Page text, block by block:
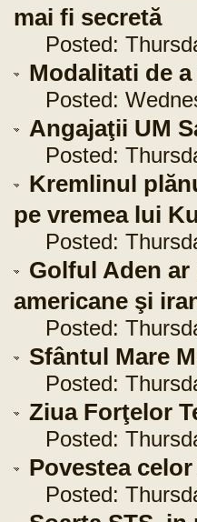
mai fi secretă
Posted:
Modalitati de
Posted:
Angajaţii UM
Posted:
Kremlinul
pe vremea lui
Posted:
Golful Aden
americane şi
Posted:
Sfântul Mare
Posted:
Ziua Forţelor
Posted:
Povestea
Posted: